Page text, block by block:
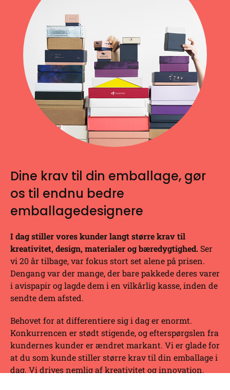
Dine krav til din emballage, gør
os til endnu bedre
emballagedesignere
I dag stiller vores kunder langt større krav til
kreativitet, design, materialer og bæredygtighed. Ser
vi 20 år tilbage, var fokus stort set alene på prisen.
Dengang var der mange, der bare pakkede deres varer
i avispapir og lagde dem i en vilkårlig kasse, inden de
sendte dem afsted.
Behovet for at differentiere sig i dag er enormt.
Konkurrencen er stødt stigende, og efterspørgslen fra
kundernes kunder er ændret markant. Vi er glade for
at du som kunde stiller større krav til din emballage i
dag. Vi drives nemlig af kreativitet og innovation.